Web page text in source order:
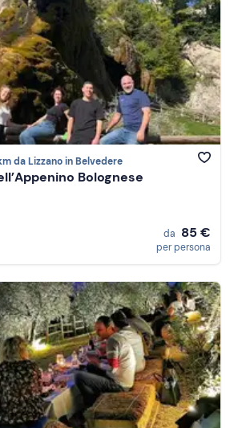
da Lizzano in Belvedere
Bolognese
da 85 €
per persona